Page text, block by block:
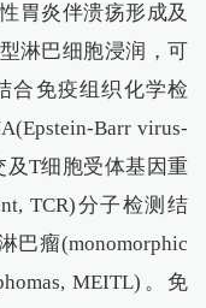
胃炎伴溃疡形成及
淋巴细胞浸润，可
合免疫组织化学检
Barr virus-
及T细胞受体基因重
TCR)分子检测结
巴瘤(monomorphic
MEITL)。免